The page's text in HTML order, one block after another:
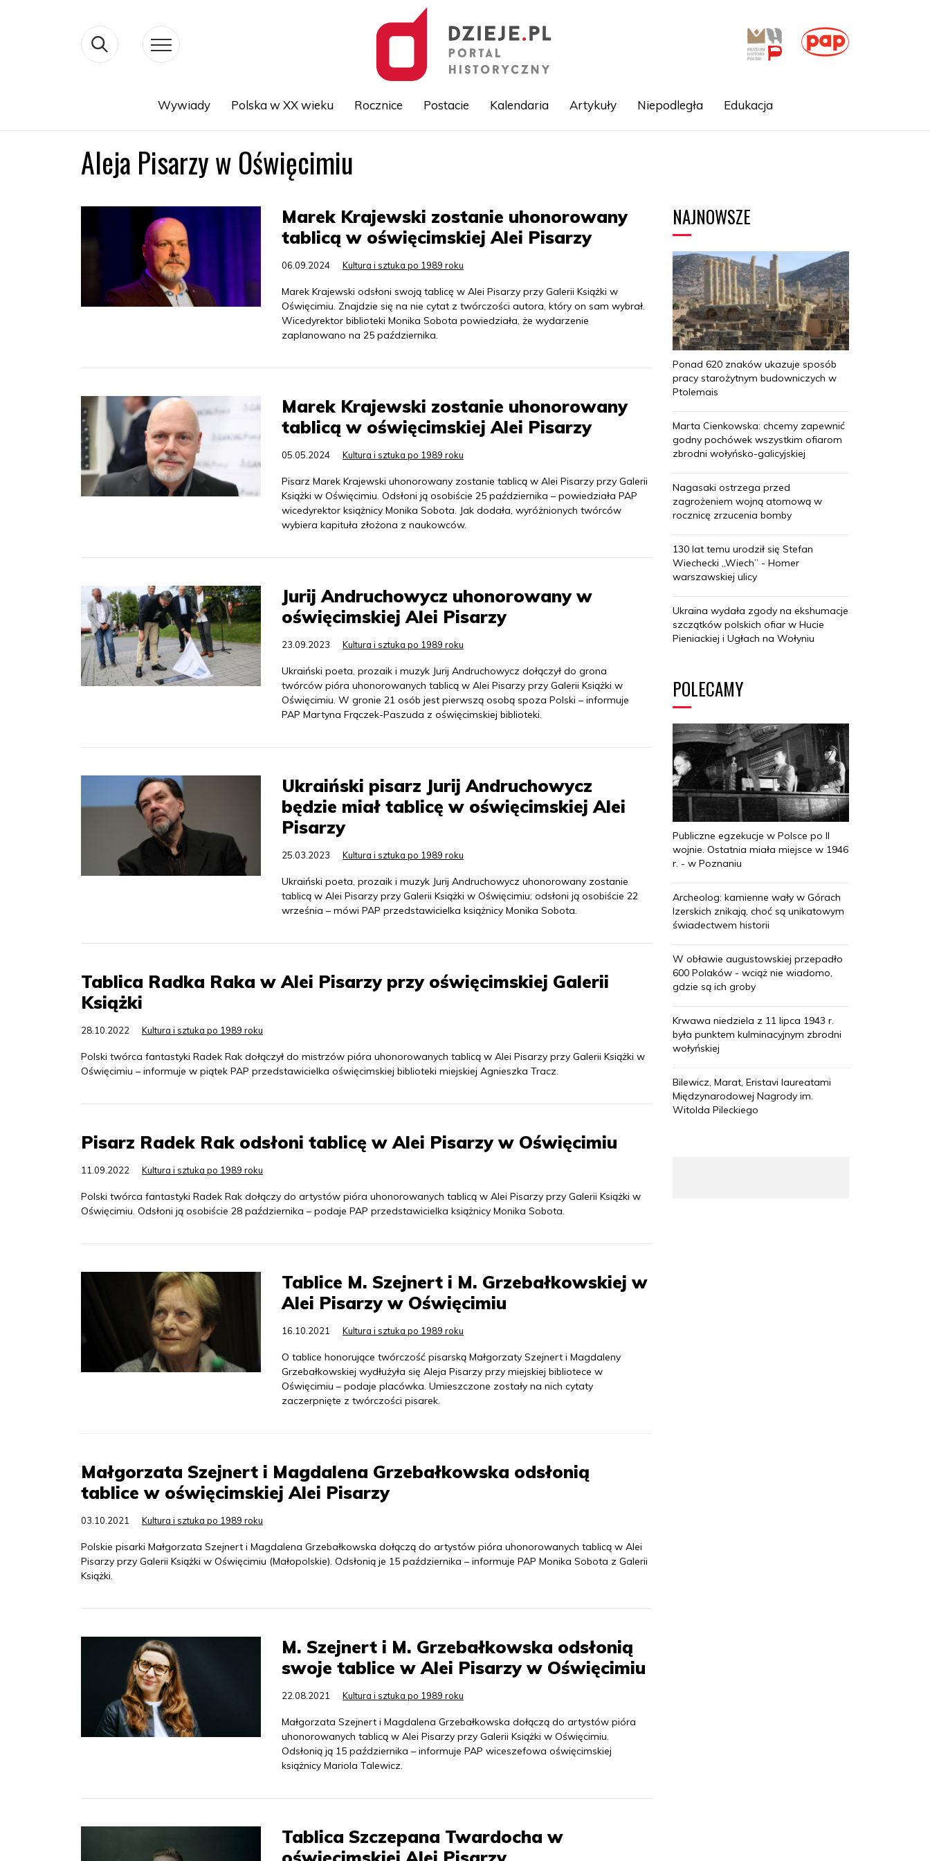
Wywiady Polska w XX wieku Rocznice Postacie Kalendaria Artykuły Niepodległa Edukacja
Aleja Pisarzy w Oświęcimiu
Marek Krajewski zostanie uhonorowany
tablicą w oświęcimskiej Alei Pisarzy
06.09.2024 Kultura i sztuka po 1989 roku
Marek Krajewski odsłoni swoją tablicę w Alei Pisarzy przy Galerii Książki w
Oświęcimiu. Znajdzie się na nie cytat z twórczości autora, który on sam wybrał.
Wicedyrektor biblioteki Monika Sobota powiedziała, że wydarzenie
zaplanowano na 25 października.
Marek Krajewski zostanie uhonorowany
tablicą w oświęcimskiej Alei Pisarzy
05.05.2024 Kultura i sztuka po 1989 roku
Pisarz Marek Krajewski uhonorowany zostanie tablicą w Alei Pisarzy przy Galerii
Książki w Oświęcimiu. Odsłoni ją osobiście 25 października – powiedziała PAP
wicedyrektor książnicy Monika Sobota. Jak dodała, wyróżnionych twórców
wybiera kapituła złożona z naukowców.
Jurij Andruchowycz uhonorowany w
oświęcimskiej Alei Pisarzy
23.09.2023 Kultura i sztuka po 1989 roku
Ukraiński poeta, prozaik i muzyk Jurij Andruchowycz dołączył do grona
twórców pióra uhonorowanych tablicą w Alei Pisarzy przy Galerii Książki w
Oświęcimiu. W gronie 21 osób jest pierwszą osobą spoza Polski – informuje
PAP Martyna Frączek-Paszuda z oświęcimskiej biblioteki.
Ukraiński pisarz Jurij Andruchowycz
będzie miał tablicę w oświęcimskiej Alei
Pisarzy
25.03.2023 Kultura i sztuka po 1989 roku
Ukraiński poeta, prozaik i muzyk Jurij Andruchowycz uhonorowany zostanie
tablicą w Alei Pisarzy przy Galerii Książki w Oświęcimiu; odsłoni ją osobiście 22
września – mówi PAP przedstawicielka książnicy Monika Sobota.
Tablica Radka Raka w Alei Pisarzy przy oświęcimskiej Galerii
Książki
28.10.2022 Kultura i sztuka po 1989 roku
Polski twórca fantastyki Radek Rak dołączył do mistrzów pióra uhonorowanych tablicą w Alei Pisarzy przy Galerii Książki w
Oświęcimiu – informuje w piątek PAP przedstawicielka oświęcimskiej biblioteki miejskiej Agnieszka Tracz.
Pisarz Radek Rak odsłoni tablicę w Alei Pisarzy w Oświęcimiu
11.09.2022 Kultura i sztuka po 1989 roku
Polski twórca fantastyki Radek Rak dołączy do artystów pióra uhonorowanych tablicą w Alei Pisarzy przy Galerii Książki w
Oświęcimiu. Odsłoni ją osobiście 28 października – podaje PAP przedstawicielka książnicy Monika Sobota.
Tablice M. Szejnert i M. Grzebałkowskiej w
Alei Pisarzy w Oświęcimiu
16.10.2021 Kultura i sztuka po 1989 roku
O tablice honorujące twórczość pisarską Małgorzaty Szejnert i Magdaleny
Grzebałkowskiej wydłużyła się Aleja Pisarzy przy miejskiej bibliotece w
Oświęcimiu – podaje placówka. Umieszczone zostały na nich cytaty
zaczerpnięte z twórczości pisarek.
Małgorzata Szejnert i Magdalena Grzebałkowska odsłonią
tablice w oświęcimskiej Alei Pisarzy
03.10.2021 Kultura i sztuka po 1989 roku
Polskie pisarki Małgorzata Szejnert i Magdalena Grzebałkowska dołączą do artystów pióra uhonorowanych tablicą w Alei
Pisarzy przy Galerii Książki w Oświęcimiu (Małopolskie). Odsłonią je 15 października – informuje PAP Monika Sobota z Galerii
Książki.
M. Szejnert i M. Grzebałkowska odsłonią
swoje tablice w Alei Pisarzy w Oświęcimiu
22.08.2021 Kultura i sztuka po 1989 roku
Małgorzata Szejnert i Magdalena Grzebałkowska dołączą do artystów pióra
uhonorowanych tablicą w Alei Pisarzy przy Galerii Książki w Oświęcimiu.
Odsłonią ją 15 października – informuje PAP wiceszefowa oświęcimskiej
książnicy Mariola Talewicz.
Tablica Szczepana Twardocha w
NAJNOWSZE
Ponad 620 znaków ukazuje sposób
pracy starożytnym budowniczych w
Ptolemais
Marta Cienkowska: chcemy zapewnić
godny pochówek wszystkim ofiarom
zbrodni wołyńsko-galicyjskiej
Nagasaki ostrzega przed
zagrożeniem wojną atomową w
rocznicę zrzucenia bomby
130 lat temu urodził się Stefan
Wiechecki „Wiech” - Homer
warszawskiej ulicy
Ukraina wydała zgody na ekshumacje
szczątków polskich ofiar w Hucie
Pieniackiej i Ugłach na Wołyniu
POLECAMY
Publiczne egzekucje w Polsce po II
wojnie. Ostatnia miała miejsce w 1946
r. - w Poznaniu
Archeolog: kamienne wały w Górach
Izerskich znikają, choć są unikatowym
świadectwem historii
W obławie augustowskiej przepadło
600 Polaków - wciąż nie wiadomo,
gdzie są ich groby
Krwawa niedziela z 11 lipca 1943 r.
była punktem kulminacyjnym zbrodni
wołyńskiej
Bilewicz, Marat, Eristavi laureatami
Międzynarodowej Nagrody im.
Witolda Pileckiego